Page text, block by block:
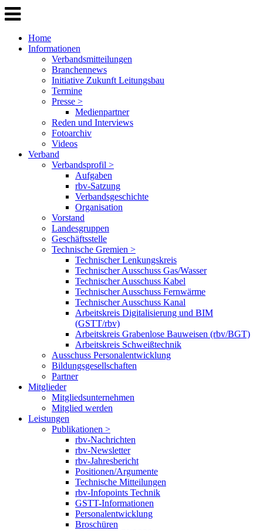
Home
Informationen
Verbandsmitteilungen
Branchennews
Initiative Zukunft Leitungsbau
Termine
Presse >
Medienpartner
Reden und Interviews
Fotoarchiv
Videos
Verband
Verbandsprofil >
Aufgaben
rbv-Satzung
Verbandsgeschichte
Organisation
Vorstand
Landesgruppen
Geschäftsstelle
Technische Gremien >
Technischer Lenkungskreis
Technischer Ausschuss Gas/Wasser
Technischer Ausschuss Kabel
Technischer Ausschuss Fernwärme
Technischer Ausschuss Kanal
Arbeitskreis Digitalisierung und BIM
(GSTT/rbv)
Arbeitskreis Grabenlose Bauweisen (rbv/BGT)
Arbeitskreis Schweißtechnik
Ausschuss Personalentwicklung
Bildungsgesellschaften
Partner
Mitglieder
Mitgliedsunternehmen
Mitglied werden
Leistungen
Publikationen >
rbv-Nachrichten
rbv-Newsletter
rbv-Jahresbericht
Positionen/Argumente
Technische Mitteilungen
rbv-Infopoints Technik
GSTT-Informationen
Personalentwicklung
Broschüren